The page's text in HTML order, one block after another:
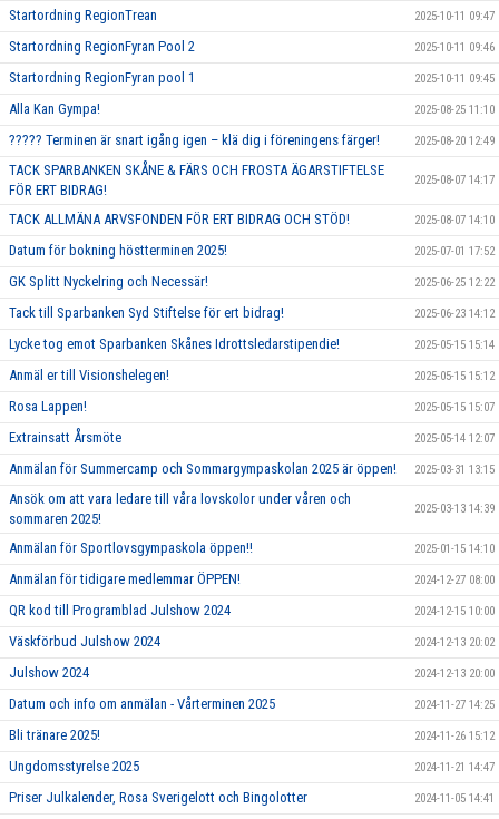
Startordning RegionTrean 2025-10-11 09:47
Startordning RegionFyran Pool 2 2025-10-11 09:46
Startordning RegionFyran pool 1 2025-10-11 09:45
Alla Kan Gympa! 2025-08-25 11:10
????? Terminen är snart igång igen – klä dig i föreningens färger! 2025-08-20 12:49
TACK SPARBANKEN SKÅNE & FÄRS OCH FROSTA ÄGARSTIFTELSE
FÖR ERT BIDRAG!
2025-08-07 14:17
TACK ALLMÄNA ARVSFONDEN FÖR ERT BIDRAG OCH STÖD! 2025-08-07 14:10
Datum för bokning höstterminen 2025! 2025-07-01 17:52
GK Splitt Nyckelring och Necessär! 2025-06-25 12:22
Tack till Sparbanken Syd Stiftelse för ert bidrag! 2025-06-23 14:12
Lycke tog emot Sparbanken Skånes Idrottsledarstipendie! 2025-05-15 15:14
Anmäl er till Visionshelegen! 2025-05-15 15:12
Rosa Lappen! 2025-05-15 15:07
Extrainsatt Årsmöte 2025-05-14 12:07
Anmälan för Summercamp och Sommargympaskolan 2025 är öppen! 2025-03-31 13:15
Ansök om att vara ledare till våra lovskolor under våren och
sommaren 2025!
2025-03-13 14:39
Anmälan för Sportlovsgympaskola öppen!! 2025-01-15 14:10
Anmälan för tidigare medlemmar ÖPPEN! 2024-12-27 08:00
QR kod till Programblad Julshow 2024 2024-12-15 10:00
Väskförbud Julshow 2024 2024-12-13 20:02
Julshow 2024 2024-12-13 20:00
Datum och info om anmälan - Vårterminen 2025 2024-11-27 14:25
Bli tränare 2025! 2024-11-26 15:12
Ungdomsstyrelse 2025 2024-11-21 14:47
Priser Julkalender, Rosa Sverigelott och Bingolotter 2024-11-05 14:41